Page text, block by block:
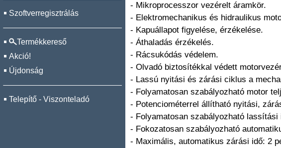
Szoftverregisztrálás
Termékkereső
Akció!
Újdonság
Telepítő - Viszonteladó
- Mikroprocesszor vezérelt áramkör.
- Elektromechanikus és hidraulikus
- Kapuállapot figyelése, érzékelése.
- Áthaladás érzékelés.
- Rácsukódás védelem.
- Olvadó biztosítékkal védett
- Lassú nyitási és zárási ciklus a
- Folyamatosan szabályozható motor
- Potenciométerrel állítható nyitási,
- Folyamatosan szabályozható lassítási
- Fokozatosan szabályozható
- Maximális, automatikus zárási idő: 2